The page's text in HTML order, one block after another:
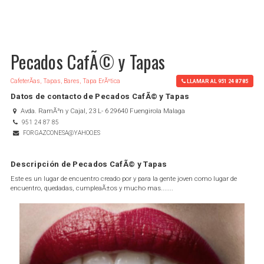
Pecados CafÃ© y Tapas
CafeterÃ­as, Tapas, Bares, Tapa ErÃ³tica LLAMAR AL 951 24 87 85
Datos de contacto de Pecados CafÃ© y Tapas
Avda. RamÃ³n y Cajal, 23 L- 6 29640 Fuengirola Malaga
951 24 87 85
FORGAZCONESA@YAHOO.ES
Descripción de Pecados CafÃ© y Tapas
Este es un lugar de encuentro creado por y para la gente joven como lugar de
encuentro, quedadas, cumpleaÃ±os y mucho mas.......